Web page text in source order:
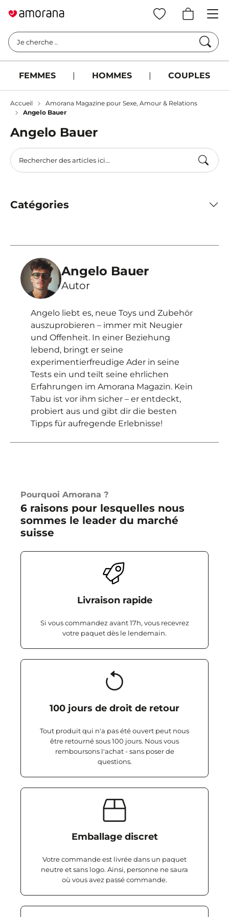
Je cherche ..
FEMMES | HOMMES | COUPLES
Accueil
Amorana Magazine pour Sexe, Amour & Relations
Angelo Bauer
Angelo Bauer
Catégories
Angelo Bauer
Autor
Angelo liebt es, neue Toys und Zubehör
auszuprobieren – immer mit Neugier
und Offenheit. In einer Beziehung
lebend, bringt er seine
experimentierfreudige Ader in seine
Tests ein und teilt seine ehrlichen
Erfahrungen im Amorana Magazin. Kein
Tabu ist vor ihm sicher – er entdeckt,
probiert aus und gibt dir die besten
Tipps für aufregende Erlebnisse!
Pourquoi Amorana ?
6 raisons pour lesquelles nous
sommes le leader du marché
suisse
Livraison rapide
Si vous commandez avant 17h, vous recevrez
votre paquet dès le lendemain.
100 jours de droit de retour
Tout produit qui n'a pas été ouvert peut nous
être retourné sous 100 jours. Nous vous
remboursons l'achat - sans poser de
questions.
Emballage discret
Votre commande est livrée dans un paquet
neutre et sans logo. Ainsi, personne ne saura
où vous avez passé commande.